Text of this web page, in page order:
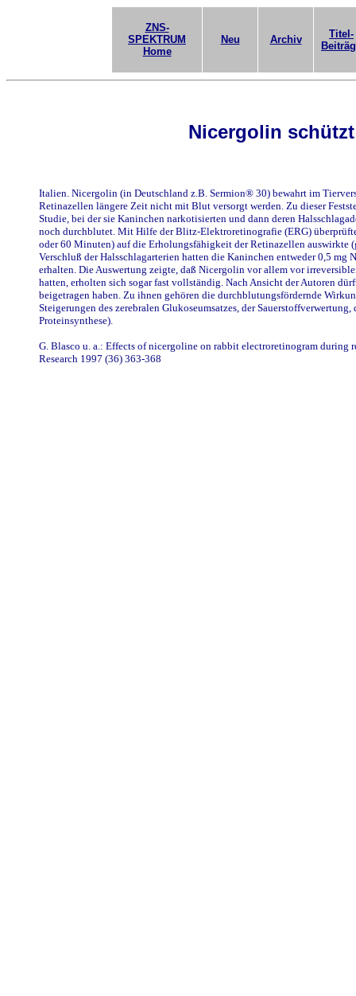
ZNS-
SPEKTRUM
Home
Neu Archiv
Titel-
Nicergolin
Italien. Nicergolin (in Deutschland z.B. Sermion® 30) bewahrt im
Retinazellen längere Zeit nicht mit Blut versorgt werden. Zu dieser
Studie, bei der sie Kaninchen narkotisierten und dann deren
noch durchblutet. Mit Hilfe der Blitz-Elektroretinografie (ERG)
oder 60 Minuten) auf die Erholungsfähigkeit der Retinazellen auswirkte
Verschluß der Halsschlagarterien hatten die Kaninchen entweder 0,5
erhalten. Die Auswertung zeigte, daß Nicergolin vor allem vor
hatten, erholten sich sogar fast vollständig. Nach Ansicht der Autoren
beigetragen haben. Zu ihnen gehören die durchblutungsfördernde
Steigerungen des zerebralen Glukoseumsatzes, der
Proteinsynthese).
G. Blasco u. a.: Effects of nicergoline on rabbit electroretinogram
Research 1997 (36) 363-368